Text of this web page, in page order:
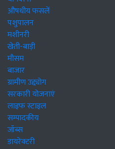
औषधीय फसलें
पशुपालन
मशीनरी
खेती-बाड़ी
मौसम
बाजार
ग्रामीण उद्द्योग
सरकारी योजनाएं
लाइफ स्टाइल
सम्पादकीय
जॉब्स
डायरेक्टरी